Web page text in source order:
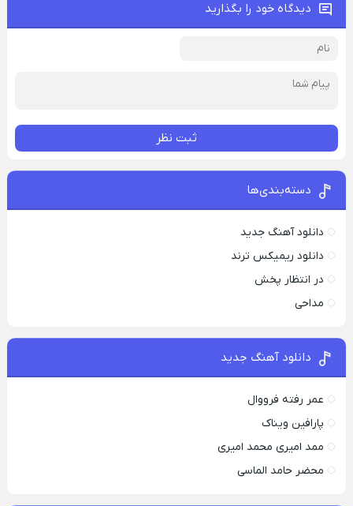
دیدگاه خود را بگذارید
ثبت نظر
دسته‌بندی‌ها
دانلود آهنگ جدید
دانلود ریمیکس ترند
در انتظار پخش
مداحی
دانلود آهنگ جدید
عمر رفته فرووال
پارافين ویناک
ممد امیری محمد امیری
محضر حامد الماسی